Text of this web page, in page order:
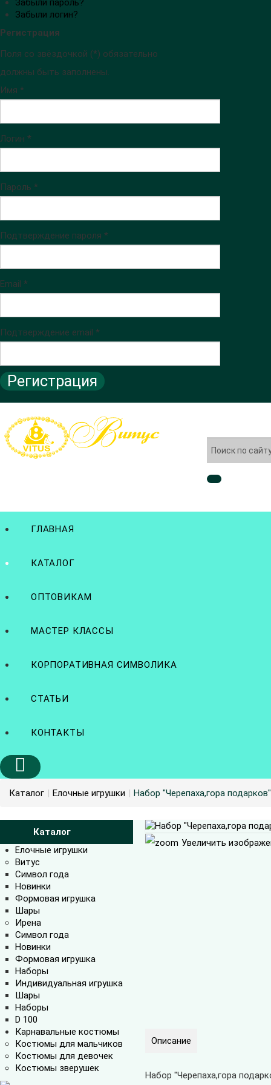
Забыли логин?
Регистрация
Поля со звёздочкой (*) обязательно
должны быть заполнены.
Имя *
Логин *
Пароль *
Подтверждение пароля *
Email *
Подтверждение email *
Регистрация
ГЛАВНАЯ
КАТАЛОГ
ОПТОВИКАМ
МАСТЕР КЛАССЫ
КОРПОРАТИВНАЯ СИМВОЛИКА
СТАТЬИ
КОНТАКТЫ
Каталог | Елочные игрушки | Набор "Черепаха,гора подарков"
Каталог
Елочные игрушки
Витус
Символ года
Новинки
Формовая игрушка
Шары
Ирена
Символ года
Новинки
Формовая игрушка
Наборы
Индивидуальная игрушка
Шары
Наборы
D 100
Карнавальные костюмы
Костюмы для мальчиков
Костюмы для девочек
Костюмы зверушек
Увеличить
Описание
Набор "Черепаха,гора